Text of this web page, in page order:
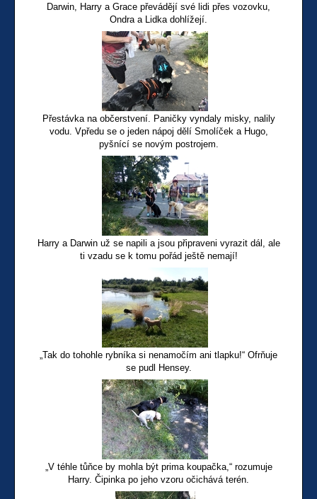
Darwin, Harry a Grace převádějí své lidi přes vozovku,
Ondra a Lidka dohlížejí.
Přestávka na občerstvení. Paničky vyndaly misky, nalily
vodu. Vpředu se o jeden nápoj dělí Smolíček a Hugo,
pyšnící se novým postrojem.
Harry a Darwin už se napili a jsou připraveni vyrazit dál, ale
ti vzadu se k tomu pořád ještě nemají!
„Tak do tohohle rybníka si nenamočím ani tlapku!“ Ofrňuje
se pudl Hensey.
„V téhle tůňce by mohla být prima koupačka,“ rozumuje
Harry. Čipinka po jeho vzoru očichává terén.